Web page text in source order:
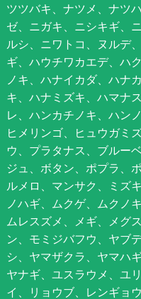
ツツバキ、ナツメ、ナツ
ゼ、ニガキ、ニシキギ、
ルシ、ニワトコ、ヌルデ
ギ、ハウチワカエデ、ハ
ノキ、ハナイカダ、ハナ
キ、ハナミズキ、ハマナ
レ、ハンカチノキ、ハン
ヒメリンゴ、ヒュウガミ
ウ、プラタナス、ブルー
ジュ、ボタン、ポプラ、
ルメロ、マンサク、ミズ
ノハギ、ムクゲ、ムクノ
ムレスズメ、メギ、メグ
ン、モミジバフウ、ヤブ
シ、ヤマザクラ、ヤマハ
ヤナギ、ユスラウメ、ユ
イ、リョウブ、レンギョ